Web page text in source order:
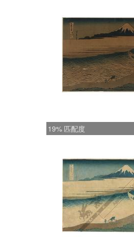
19% 匹配度